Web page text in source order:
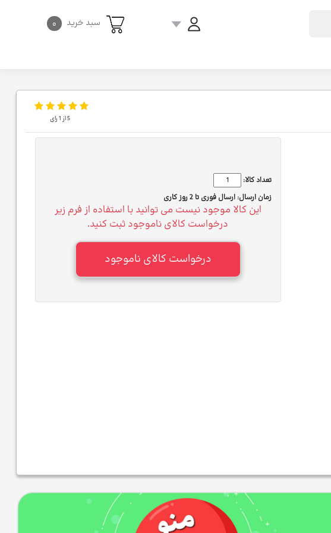
سبد خرید ۰
5از 1رای
تعداد کالا:
زمان ارسال: ارسال فوری تا 2 روز کاری
این کالا موجود نیست می توانید با استفاده از فرم زیر
درخواست کالای ناموجود ثبت کنید.